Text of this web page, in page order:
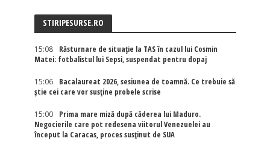
STIRIPESURSE.RO
15:08
Răsturnare de situație la TAS în cazul lui Cosmin
Matei: fotbalistul lui Sepsi, suspendat pentru dopaj
15:06
Bacalaureat 2026, sesiunea de toamnă. Ce trebuie să
știe cei care vor susține probele scrise
15:00
Prima mare miză după căderea lui Maduro.
Negocierile care pot redesena viitorul Venezuelei au
început la Caracas, proces susținut de SUA